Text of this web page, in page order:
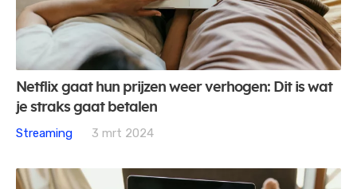
Netflix gaat hun prijzen weer verhogen: Dit is wat
je straks gaat betalen
Streaming
3 mrt 2024